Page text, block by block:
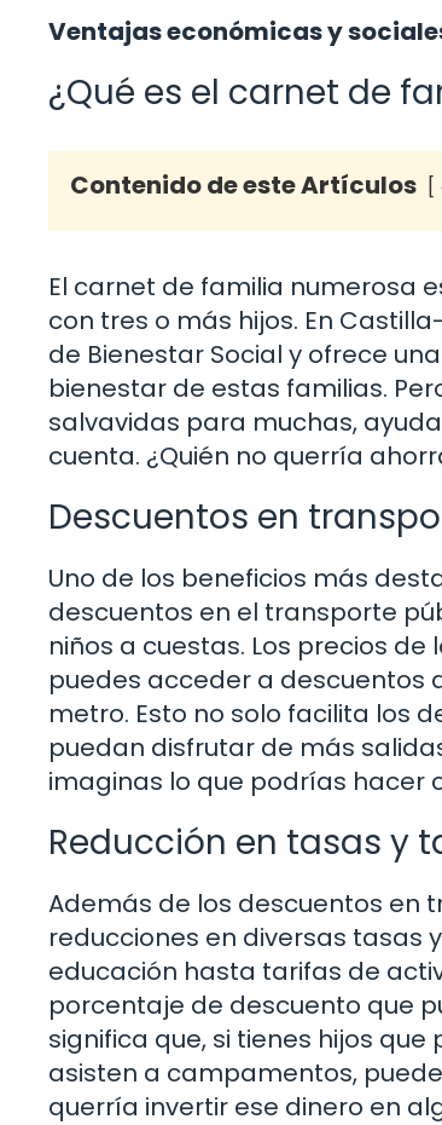
Ventajas económicas y
¿Qué es el carnet de
Contenido de este Artículos
El carnet de familia numerosa
con tres o más hijos. En
de Bienestar Social y ofrece
bienestar de estas familias.
salvavidas para muchas,
cuenta. ¿Quién no querría
Descuentos en
Uno de los beneficios más
descuentos en el transporte
niños a cuestas. Los precios
puedes acceder a descuentos
metro. Esto no solo facilita los
puedan disfrutar de más
imaginas lo que podrías hacer
Reducción en tasas y
Además de los descuentos en
reducciones en diversas tasas
educación hasta tarifas de
porcentaje de descuento que
significa que, si tienes hijos
asisten a campamentos,
querría invertir ese dinero en